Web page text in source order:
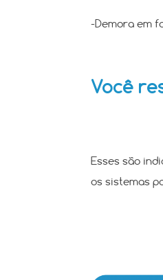
-Demora em
Você
Esses são
os sistemas